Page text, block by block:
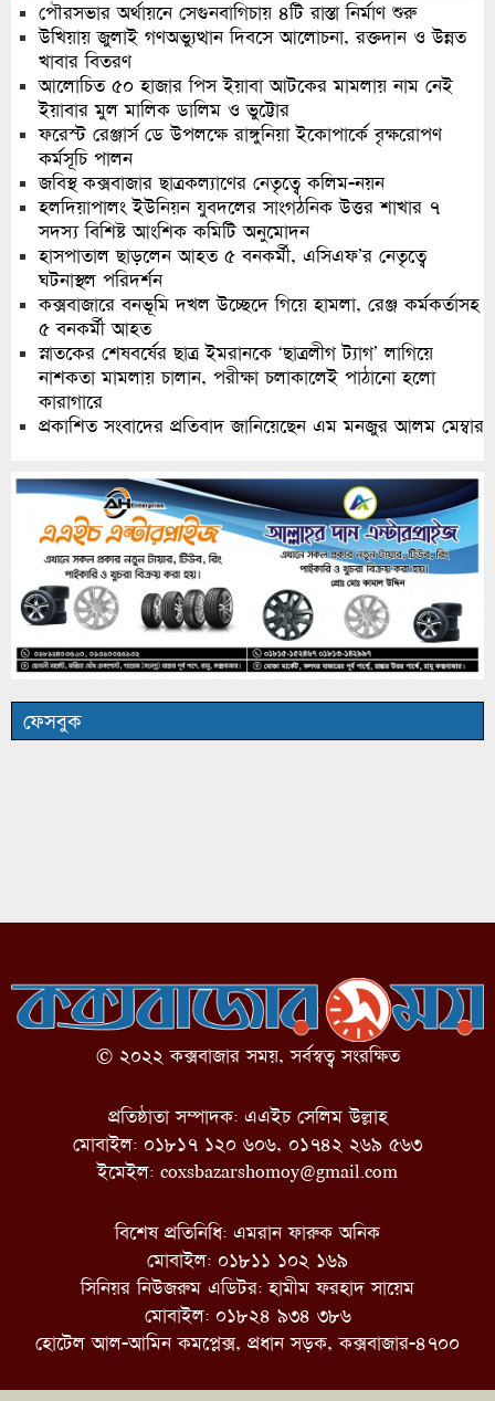
পৌরসভার অর্থায়নে সেগুনবাগিচায় ৪টি রাস্তা নির্মাণ শুরু
উখিয়ায় জুলাই গণঅভ্যুত্থান দিবসে আলোচনা, রক্তদান ও উন্নত
খাবার বিতরণ
আলোচিত ৫০ হাজার পিস ইয়াবা আটকের মামলায় নাম নেই
ইয়াবার মুল মালিক ডালিম ও ভুট্টোর
ফরেস্ট রেঞ্জার্স ডে উপলক্ষে রাঙ্গুনিয়া ইকোপার্কে বৃক্ষরোপণ
কর্মসূচি পালন
জবিস্থ কক্সবাজার ছাত্রকল্যাণের নেতৃত্বে কলিম-নয়ন
হলদিয়াপালং ইউনিয়ন যুবদলের সাংগঠনিক উত্তর শাখার ৭
সদস্য বিশিষ্ট আংশিক কমিটি অনুমোদন
হাসপাতাল ছাড়লেন আহত ৫ বনকর্মী, এসিএফ’র নেতৃত্বে
ঘটনাস্থল পরিদর্শন
কক্সবাজারে বনভূমি দখল উচ্ছেদে গিয়ে হামলা, রেঞ্জ কর্মকর্তাসহ
৫ বনকর্মী আহত
স্নাতকের শেষবর্ষের ছাত্র ইমরানকে ‘ছাত্রলীগ ট্যাগ’ লাগিয়ে
নাশকতা মামলায় চালান, পরীক্ষা চলাকালেই পাঠানো হলো
কারাগারে
প্রকাশিত সংবাদের প্রতিবাদ জানিয়েছেন এম মনজুর আলম মেম্বার
ফেসবুক
© ২০২২ কক্সবাজার সময়, সর্বস্বত্ব সংরক্ষিত
প্রতিষ্ঠাতা সম্পাদক: এএইচ সেলিম উল্লাহ
মোবাইল: ০১৮১৭ ১২০ ৬০৬, ০১৭৪২ ২৬৯ ৫৬৩
ইমেইল: coxsbazarshomoy@gmail.com
বিশেষ প্রতিনিধি: এমরান ফারুক অনিক
মোবাইল: ০১৮১১ ১০২ ১৬৯
সিনিয়র নিউজরুম এডিটর: হামীম ফরহাদ সায়েম
মোবাইল: ০১৮২৪ ৯৩৪ ৩৮৬
হোটেল আল-আমিন কমপ্লেক্স, প্রধান সড়ক, কক্সবাজার-৪৭০০